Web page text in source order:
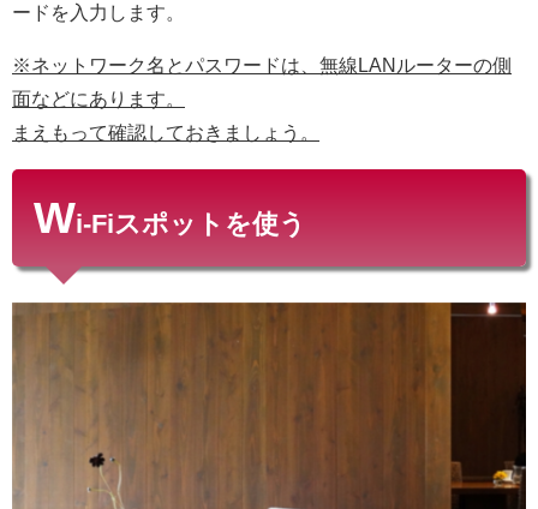
ードを入力します。
※ネットワーク名とパスワードは、無線LANルーターの側
面などにあります。
まえもって確認しておきましょう。
Wi-Fiスポットを使う